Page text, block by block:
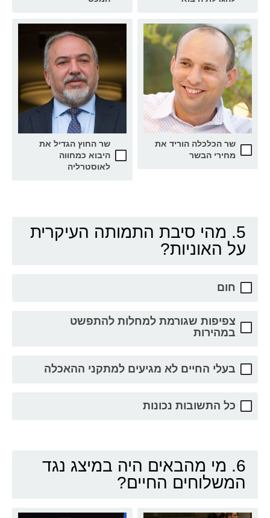
שר החוץ הגדיל את
היבוא כמחווה
לאוסטרליה
שר הכלכלה הוריד את
מחירי הבשר
5. מהי סיבת התמותה העיקרית
על האוניות?
חום
צפיפות שגורמת למחלות להתפשט
במהירות
בעלי החיים לא מגיעים למתקני ההאכלה
כל התשובות נכונות
6. מי מהבאים היה במיצג נגד
המשלוחים החיים?